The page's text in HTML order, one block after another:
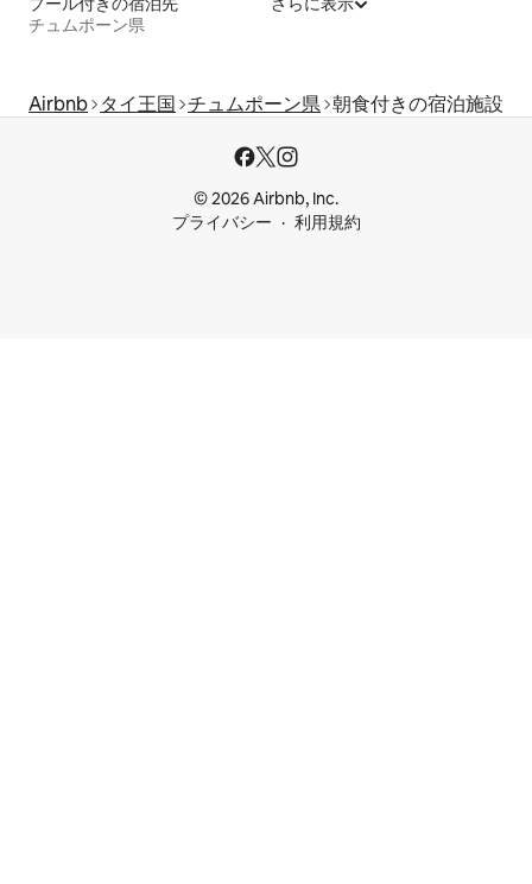
チュムポーン県
Airbnb タイ王国 チュムポーン県 朝食付きの宿泊施設
© 2026 Airbnb, Inc.
プライバシー
利用規約